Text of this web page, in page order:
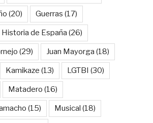
(20) Guerras (17)
Historia de España (26)
(29) Juan Mayorga (18)
Kamikaze (13) LGTBI (30)
Matadero (16)
(15) Musical (18)